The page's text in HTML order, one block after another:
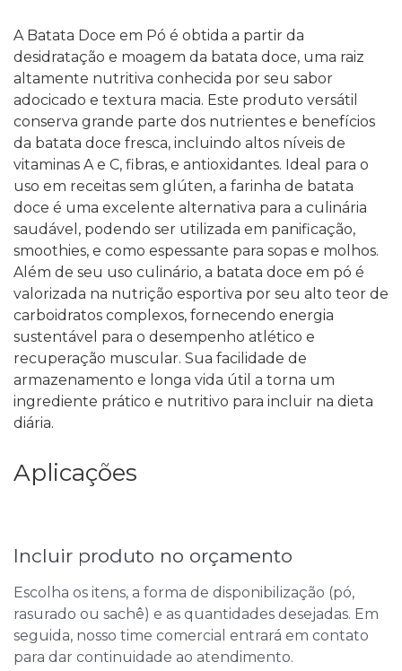
A Batata Doce em Pó é obtida a partir da
desidratação e moagem da batata doce, uma raiz
altamente nutritiva conhecida por seu sabor
adocicado e textura macia. Este produto versátil
conserva grande parte dos nutrientes e benefícios
da batata doce fresca, incluindo altos níveis de
vitaminas A e C, fibras, e antioxidantes. Ideal para o
uso em receitas sem glúten, a farinha de batata
doce é uma excelente alternativa para a culinária
saudável, podendo ser utilizada em panificação,
smoothies, e como espessante para sopas e molhos.
Além de seu uso culinário, a batata doce em pó é
valorizada na nutrição esportiva por seu alto teor de
carboidratos complexos, fornecendo energia
sustentável para o desempenho atlético e
recuperação muscular. Sua facilidade de
armazenamento e longa vida útil a torna um
ingrediente prático e nutritivo para incluir na dieta
diária.
Aplicações
Incluir produto no orçamento
Escolha os itens, a forma de disponibilização (pó,
rasurado ou sachê) e as quantidades desejadas. Em
seguida, nosso time comercial entrará em contato
para dar continuidade ao atendimento.